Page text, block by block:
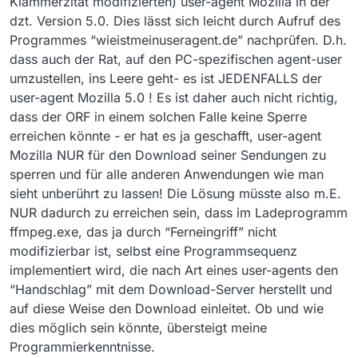
INFO 2020-02-19 23:28:59,898 [AWT-EventQueue-0]
controller.IoXmlSchreiben (IoXmlSchreiben.java:231) -
Config Schreiben nach: C:\Users\ocap-
3.mediathek3\mediathek.xml startet
INFO 2020-02-19 23:28:59,935 [AWT-EventQueue-0]
controller.IoXmlSchreiben (IoXmlSchreiben.java:257) -
Config Schreiben beendet
INFO 2020-02-19 23:29:16,114 [PROGRAMM DL
THREAD: Valentinaden: Im Fotoatelier]
starter.StarterClass (StarterClass.java:112) - [Download
starten, Programmset: Speichern, Ziel: E:\TV-
Speicher\TV-Aufnahmen\VideoRecordings\ORF III
Valentinstag-Valentinaden_ Im Fotoatelier-
1233573835.mp4, URL:
https://apasfiis.sf.apa.at/ipad/cms-austria/2020-02-
14_2155_sd_06_ORF-III-
Valenti_____14041563__o__1973084452__s14643485_5__B
CK2HD_21555006P_22224502P_Q6A.mp4/playlist.m3u8,
Startzeit: 23:29:16, Programmaufruf: bin\ffmpeg.exe -
user_agent “Mozilla” -i
https://apasfiis.sf.apa.at/ipad/cms-austria/2020-02-
14_2155_sd_06_ORF-III-
Valenti_____14041563__o__1973084452__s14643485_5__B
daten.ListeMediaDB (ListeMediaDB.java:204) - --> Start
Schreiben nach: C:\Users\ocap-
3.mediathek3\mediadb.txt
INFO 2020-02-19 23:27:22,129 [MediaDB Index Thread]
daten.ListeMediaDB (ListeMediaDB.java:229) - -->
geschrieben!
DEBUG 2020-02-19 23:27:22,129 [MediaDB Index
Thread] daten.ListeMediaDB$Index
(ListeMediaDB.java:289) - Ende Mediensammlung
erstellen
INFO 2020-02-19 23:27:22,367 [AWT-EventQueue-0]
tool.MVHttpClient (MVHttpClient.java:167) -
MVHttpClient: Proxy not configured
DEBUG 2020-02-19 23:28:14,228 [AWT-EventQueue-0]
update.ProgramUpdateCheck
(ProgramUpdateCheck.java:113) - performUpdateCheck
started.
DEBUG 2020-02-19 23:28:14,583 [AWT-EventQueue-0]
update.ProgramUpdateCheck
(ProgramUpdateCheck.java:136) - performUpdateCheck
finished.
INFO 2020-02-19 23:28:59,897 [AWT-EventQueue-0]
controller.IoXmlSchreiben (IoXmlSchreiben.java:206) -
dzt. Version 5.0. Dies lässt sich leicht durch Aufruf des
Programmes “wieistmeinuseragent.de” nachprüfen. D.h.
dass auch der Rat, auf den PC-spezifischen agent-user
umzustellen, ins Leere geht- es ist JEDENFALLS der
user-agent Mozilla 5.0 ! Es ist daher auch nicht richtig,
dass der ORF in einem solchen Falle keine Sperre
erreichen könnte - er hat es ja geschafft, user-agent
Mozilla NUR für den Download seiner Sendungen zu
sperren und für alle anderen Anwendungen wie man
sieht unberührt zu lassen! Die Lösung müsste also m.E.
NUR dadurch zu erreichen sein, dass im Ladeprogramm
ffmpeg.exe, das ja durch “Ferneingriff” nicht
modifizierbar ist, selbst eine Programmsequenz
implementiert wird, die nach Art eines user-agents den
“Handschlag” mit dem Download-Server herstellt und
auf diese Weise den Download einleitet. Ob und wie
dies möglich sein könnte, übersteigt meine
Programmierkenntnisse.